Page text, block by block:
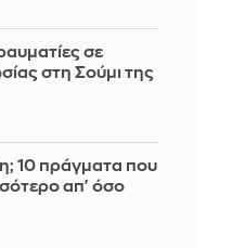
σε
στη Σούμι της
10 πράγματα που
απ' όσο